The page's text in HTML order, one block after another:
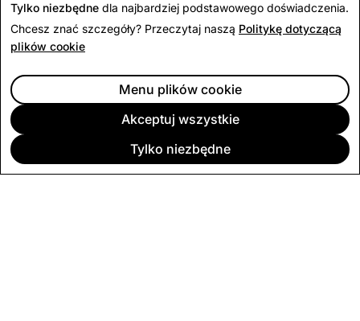
Tylko niezbędne dla najbardziej podstawowego doświadczenia.
Chcesz znać szczegóły? Przeczytaj naszą Politykę dotyczącą
plików cookie
Tylko niezbędne
Akceptuj wszystkie
Menu plików cookie